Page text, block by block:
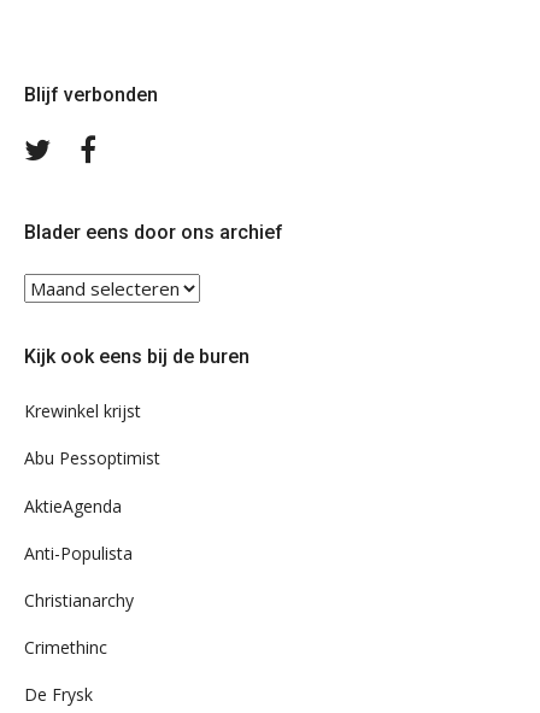
Blijf verbonden
Volg
Blader eens door ons archief
Blader
ons
Kijk ook eens bij de buren
Krewinkel krijst
Abu Pessoptimist
AktieAgenda
Anti-Populista
Christianarchy
Crimethinc
De Frysk